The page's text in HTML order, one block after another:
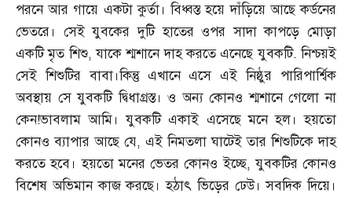
পরনে আর গায়ে একটা কুর্তা। বিধ্বস্ত হয়ে দাঁড়িয়ে আছে কর্ডনের
ভেতরে। সেই যুবকের দুটি হাতের ওপর সাদা কাপড়ে মোড়া
একটি মৃত শিশু,যাকে শ্মশানে দাহ করতে এনেছে যুবকটি.নিশ্চয়ই
সেই শিশুটির বাবা।কিন্তু এখানে এসে এই নিষ্ঠুর পারিপার্শ্বিক
অবস্থায় সে যুবকটি দ্বিধাগ্রস্ত। ও অন্য কোনও শ্মশানে গেলো না
কেন!ভাবলাম আমি। যুবকটি একাই এসেছে মনে হল। হয়তো
কোনও ব্যাপার আছে যে, এই নিমতলা ঘাটেই তার শিশুটিকে দাহ
করতে হবে। হয়তো মনের ভেতর কোনও ইচ্ছে,যুবকটির কোনও
বিশেষ অভিমান কাজ করছে। হঠাৎ ভিড়ের ঢেউ। সবদিক দিয়ে।